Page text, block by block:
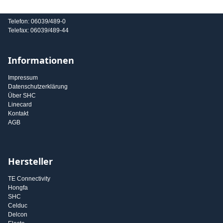
Telefon: 06039/489-0
Telefax: 06039/489-44
Informationen
Impressum
Datenschutzerklärung
Über SHC
Linecard
Kontakt
AGB
Hersteller
TE Connectivity
Hongfa
SHC
Celduc
Delcon